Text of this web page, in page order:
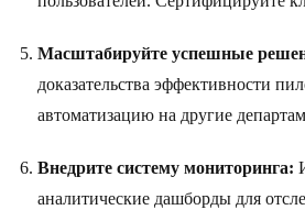
Масштабируйте успешные
доказательства эффективности
автоматизацию на другие
Внедрите систему мониторинга:
аналитические дашборды для